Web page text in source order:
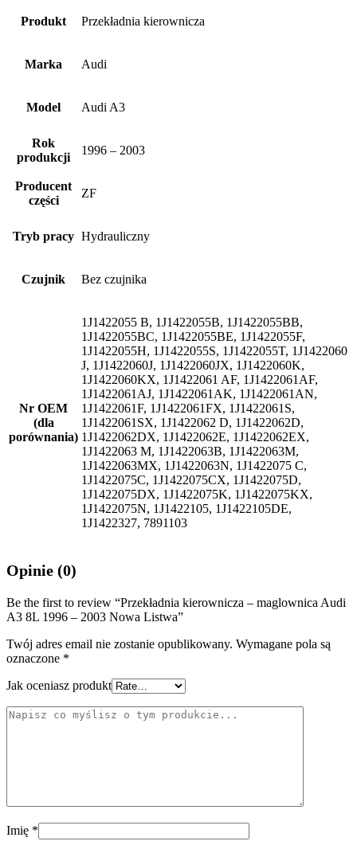
Produkt Przekładnia kierownicza
Marka Audi
Model Audi A3
Rok
produkcji
1996 – 2003
Producent
części
ZF
Tryb pracy Hydrauliczny
Czujnik Bez czujnika
Nr OEM
(dla
porównania)
1J1422055 B, 1J1422055B, 1J1422055BB,
1J1422055BC, 1J1422055BE, 1J1422055F,
1J1422055H, 1J1422055S, 1J1422055T, 1J1422060
J, 1J1422060J, 1J1422060JX, 1J1422060K,
1J1422060KX, 1J1422061 AF, 1J1422061AF,
1J1422061AJ, 1J1422061AK, 1J1422061AN,
1J1422061F, 1J1422061FX, 1J1422061S,
1J1422061SX, 1J1422062 D, 1J1422062D,
1J1422062DX, 1J1422062E, 1J1422062EX,
1J1422063 M, 1J1422063B, 1J1422063M,
1J1422063MX, 1J1422063N, 1J1422075 C,
1J1422075C, 1J1422075CX, 1J1422075D,
1J1422075DX, 1J1422075K, 1J1422075KX,
1J1422075N, 1J1422105, 1J1422105DE,
1J1422327, 7891103
Opinie (0)
Be the first to review “Przekładnia kierownicza – maglownica Audi
A3 8L 1996 – 2003 Nowa Listwa”
Twój adres email nie zostanie opublikowany. Wymagane pola są
oznaczone *
Jak oceniasz produkt
Imię *